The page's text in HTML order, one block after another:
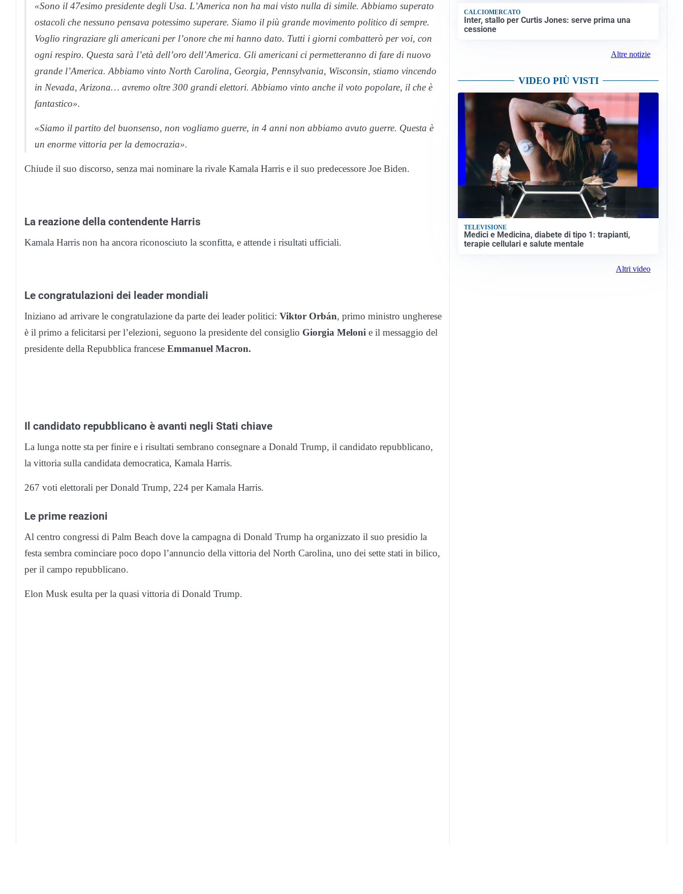
«Sono il 47esimo presidente degli Usa. L’America non ha mai visto nulla di simile. Abbiamo superato
ostacoli che nessuno pensava potessimo superare. Siamo il più grande movimento politico di sempre.
Voglio ringraziare gli americani per l’onore che mi hanno dato. Tutti i giorni combatterò per voi, con
ogni respiro. Questa sarà l’età dell’oro dell’America. Gli americani ci permetteranno di fare di nuovo
grande l’America. Abbiamo vinto North Carolina, Georgia, Pennsylvania, Wisconsin, stiamo vincendo
in Nevada, Arizona… avremo oltre 300 grandi elettori. Abbiamo vinto anche il voto popolare, il che è
fantastico».
«Siamo il partito del buonsenso, non vogliamo guerre, in 4 anni non abbiamo avuto guerre. Questa è
un enorme vittoria per la democrazia».
Chiude il suo discorso, senza mai nominare la rivale Kamala Harris e il suo predecessore Joe Biden.
La reazione della contendente Harris
Kamala Harris non ha ancora riconosciuto la sconfitta, e attende i risultati ufficiali.
Le congratulazioni dei leader mondiali
Iniziano ad arrivare le congratulazione da parte dei leader politici: Viktor Orbán, primo ministro ungherese
è il primo a felicitarsi per l’elezioni, seguono la presidente del consiglio Giorgia Meloni e il messaggio del
presidente della Repubblica francese Emmanuel Macron.
Il candidato repubblicano è avanti negli Stati chiave
La lunga notte sta per finire e i risultati sembrano consegnare a Donald Trump, il candidato repubblicano,
la vittoria sulla candidata democratica, Kamala Harris.
267 voti elettorali per Donald Trump, 224 per Kamala Harris.
Le prime reazioni
Al centro congressi di Palm Beach dove la campagna di Donald Trump ha organizzato il suo presidio la
festa sembra cominciare poco dopo l’annuncio della vittoria del North Carolina, uno dei sette stati in bilico,
per il campo repubblicano.
Elon Musk esulta per la quasi vittoria di Donald Trump.
CALCIOMERCATO
Inter, stallo per Curtis Jones: serve prima una
cessione
Altre notizie
VIDEO PIÙ VISTI
TELEVISIONE
Medici e Medicina, diabete di tipo 1: trapianti,
terapie cellulari e salute mentale
Altri video